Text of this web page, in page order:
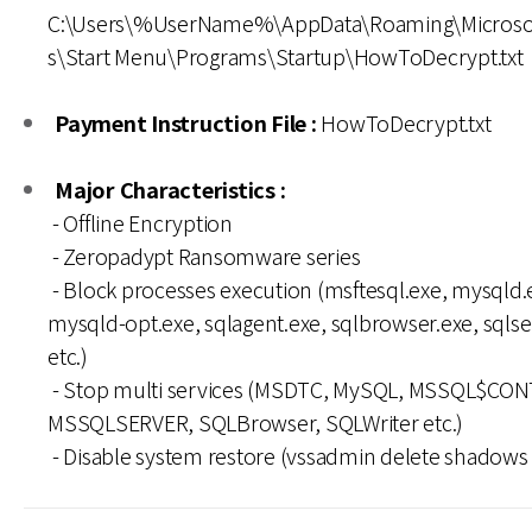
s\Start Menu\Programs\Startup\HowToDecrypt.txt
Payment Instruction File :HowToDecrypt.txt
Major Characteristics :
- Offline Encryption
- Zeropadypt Ransomware series
- Block processes execution (msftesql.exe,
mysqld-opt.exe, sqlagent.exe, sqlbrowser.exe,
etc.)
- Stop multi services (MSDTC, MySQL,
MSSQLSERVER, SQLBrowser, SQLWriter etc.)
- Disable system restore (vssadmin delete